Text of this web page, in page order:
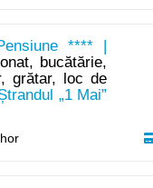
**** |
bucătărie,
grătar, loc de
„1 Mai”